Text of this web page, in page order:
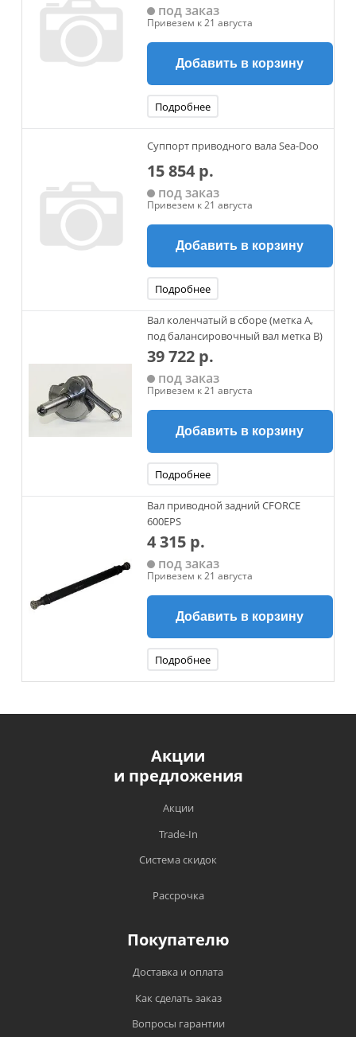
под заказ
Привезем к 21 августа
Добавить в корзину
Подробнее
Суппорт приводного вала Sea-Doo
15 854 р.
под заказ
Привезем к 21 августа
Добавить в корзину
Подробнее
Вал коленчатый в сборе (метка A,
под балансировочный вал метка B)
39 722 р.
под заказ
Привезем к 21 августа
Добавить в корзину
Подробнее
Вал приводной задний CFORCE
600EPS
4 315 р.
под заказ
Привезем к 21 августа
Добавить в корзину
Подробнее
Акции
и предложения
Акции
Trade-In
Система скидок
Рассрочка
Покупателю
Доставка и оплата
Как сделать заказ
Вопросы гарантии